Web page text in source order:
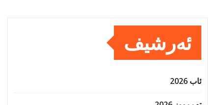
ئەرشیف
ئاب 2026